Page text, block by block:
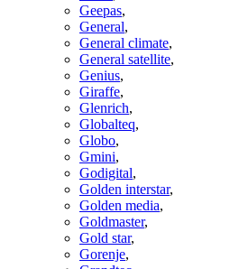
Geepas,
General,
General climate,
General satellite,
Genius,
Giraffe,
Glenrich,
Globalteq,
Globo,
Gmini,
Godigital,
Golden interstar,
Golden media,
Goldmaster,
Gold star,
Gorenje,